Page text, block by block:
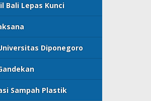
Bali Lepas Kunci
Diponegoro
Sampah Plastik